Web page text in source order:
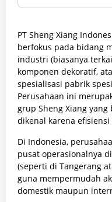
PT Sheng Xiang
berfokus pada bidang
industri (biasanya
komponen dekoratif,
spesialisasi pabrik
Perusahaan ini
grup Sheng Xiang yang
dikenal karena
Di Indonesia,
pusat operasionalnya
(seperti di Tangerang
guna mempermudah
domestik maupun